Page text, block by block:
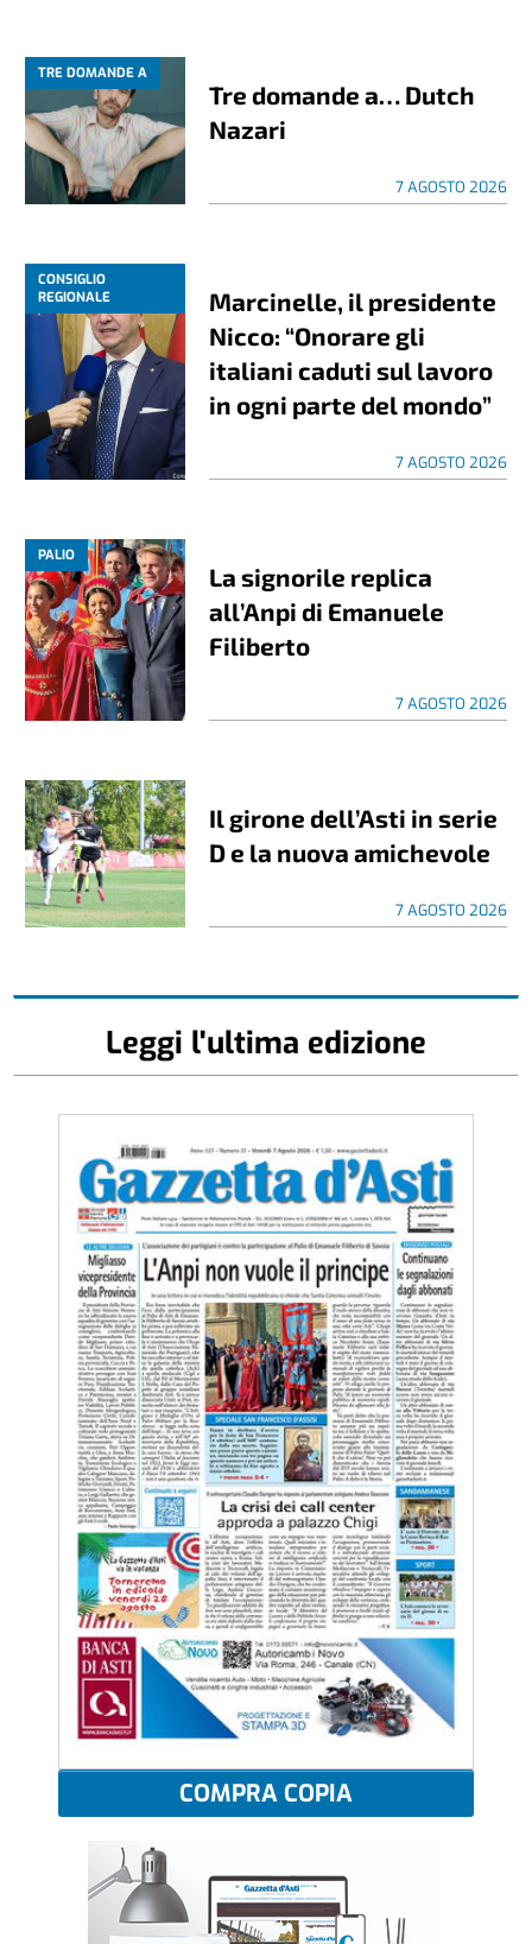
TRE DOMANDE A
Tre domande a… Dutch
Nazari
7 AGOSTO 2026
CONSIGLIO
REGIONALE
Marcinelle, il presidente
Nicco: “Onorare gli
italiani caduti sul lavoro
in ogni parte del mondo”
7 AGOSTO 2026
PALIO
La signorile replica
all’Anpi di Emanuele
Filiberto
7 AGOSTO 2026
Il girone dell’Asti in serie
D e la nuova amichevole
7 AGOSTO 2026
Leggi l'ultima edizione
COMPRA COPIA